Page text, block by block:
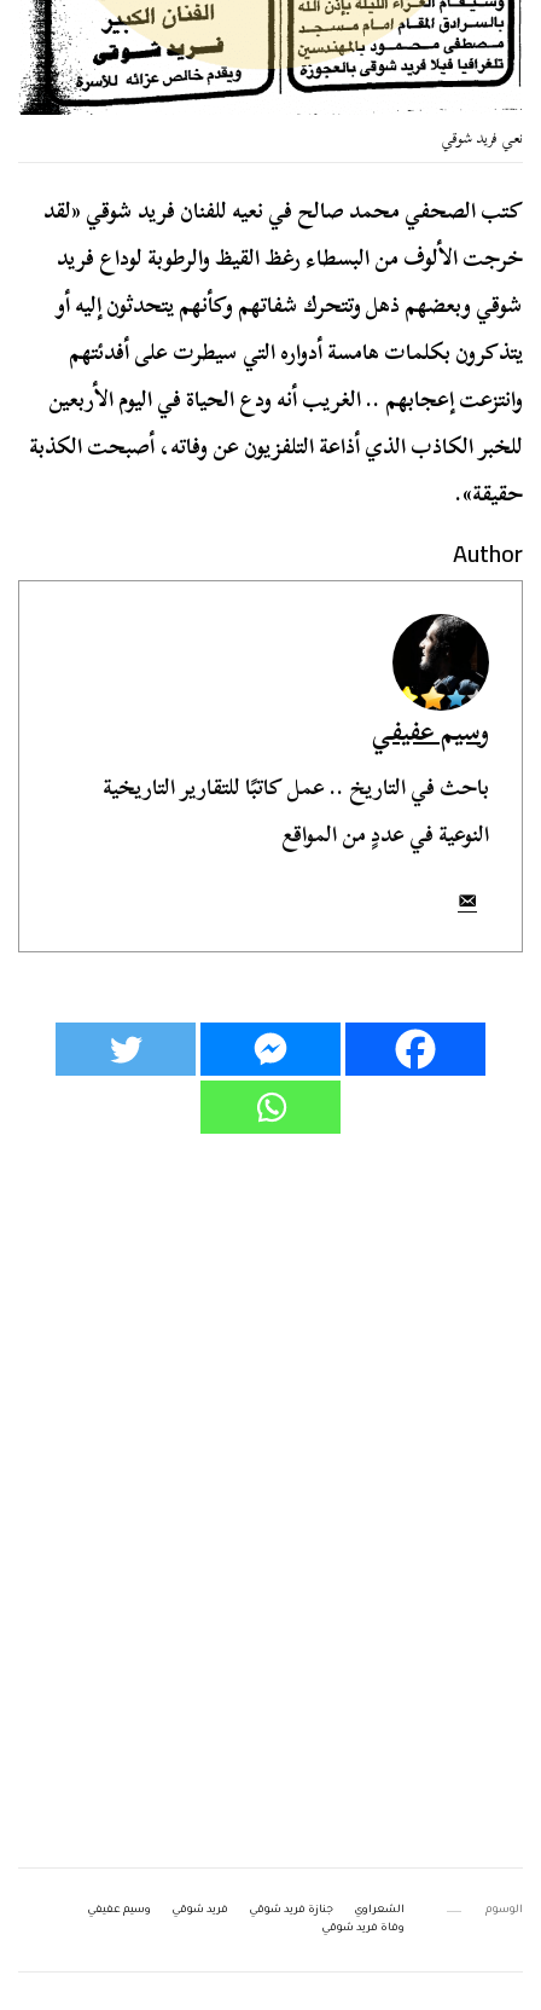
نعي فريد شوقي
كتب الصحفي محمد صالح في نعيه للفنان فريد شوقي «لقد
خرجت الألوف من البسطاء رغظ القيظ والرطوبة لوداع فريد
شوقي وبعضهم ذهل وتتحرك شفاتهم وكأنهم يتحدثون إليه أو
يتذكرون بكلمات هامسة أدواره التي سيطرت على أفدئتهم
وانتزعت إعجابهم .. الغريب أنه ودع الحياة في اليوم الأربعين
للخبر الكاذب الذي أذاعة التلفزيون عن وفاته، أصبحت الكذبة
حقيقة».
Author
وسيم عفيفي
باحث في التاريخ .. عمل كاتبًا للتقارير التاريخية
النوعية في عددٍ من المواقع
الوسوم الشعراوي جنازة فريد شوقي فريد شوقي
وسيم عفيفي
وفاة فريد شوقي